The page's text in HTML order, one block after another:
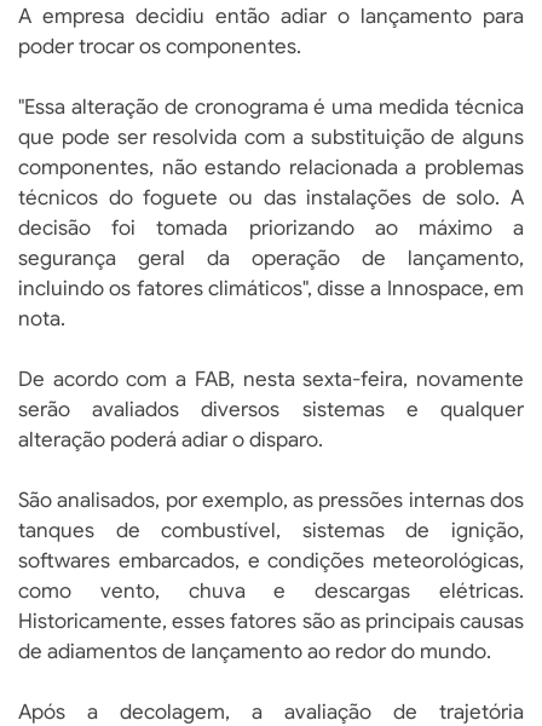
A empresa decidiu então adiar o lançamento para
poder trocar os componentes.
"Essa alteração de cronograma é uma medida técnica
que pode ser resolvida com a substituição de alguns
componentes, não estando relacionada a problemas
técnicos do foguete ou das instalações de solo. A
decisão foi tomada priorizando ao máximo a
segurança geral da operação de lançamento,
incluindo os fatores climáticos", disse a Innospace, em
nota.
De acordo com a FAB, nesta sexta-feira, novamente
serão avaliados diversos sistemas e qualquer
alteração poderá adiar o disparo.
São analisados, por exemplo, as pressões internas dos
tanques de combustível, sistemas de ignição,
softwares embarcados, e condições meteorológicas,
como vento, chuva e descargas elétricas.
Historicamente, esses fatores são as principais causas
de adiamentos de lançamento ao redor do mundo.
Após a decolagem, a avaliação de trajetória